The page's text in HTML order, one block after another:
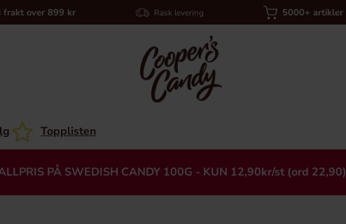
frakt over 899 kr Rask levering 5000+ artikler
Topplisten
PÅ SWEDISH CANDY 100G - KUN 12,90kr/st (ord 22,90)